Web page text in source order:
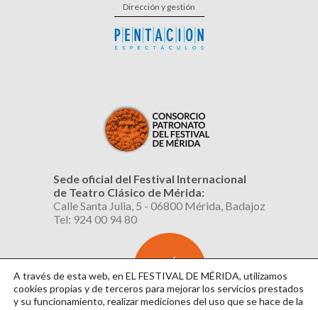
Dirección y gestión
Sede oficial del Festival Internacional
de Teatro Clásico de Mérida:
Calle Santa Julia, 5 - 06800 Mérida, Badajoz
Tel: 924 00 94 80
SUSCRÍBETE
AL BOLETÍN
A través de esta web, en EL FESTIVAL DE MÉRIDA, utilizamos
cookies propias y de terceros para mejorar los servicios prestados
y su funcionamiento, realizar mediciones del uso que se hace de la